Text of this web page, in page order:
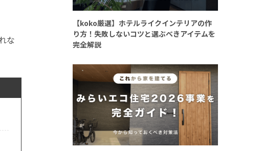
な
【koko厳選】ホテルライクインテリアの作
り方！失敗しないコツと選ぶべきアイテムを
完全解説